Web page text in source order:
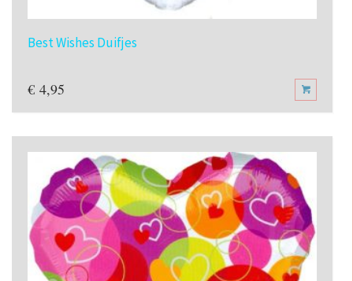
Best Wishes Duifjes
€ 4,95